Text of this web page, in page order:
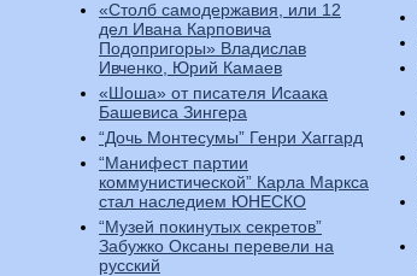
«Столб самодержавия, или 12
дел Ивана Карповича
Подопригоры» Владислав
Ивченко, Юрий Камаев
«Шоша» от писателя Исаака
Башевиса Зингера
“Дочь Монтесумы” Генри Хаггард
“Манифест партии
коммунистической” Карла Маркса
стал наследием ЮНЕСКО
“Музей покинутых секретов”
Забужко Оксаны перевели на
русский